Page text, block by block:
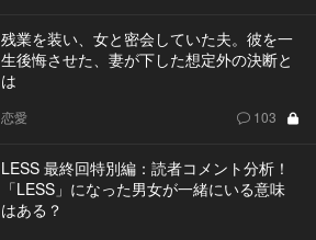
残業を装い、女と密会していた夫。彼を一
生後悔させた、妻が下した想定外の決断と
は
恋愛 103
LESS 最終回特別編：読者コメント分析！
「LESS」になった男女が一緒にいる意味
はある？